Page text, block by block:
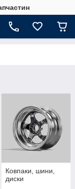
Ковпаки, шини,
диски